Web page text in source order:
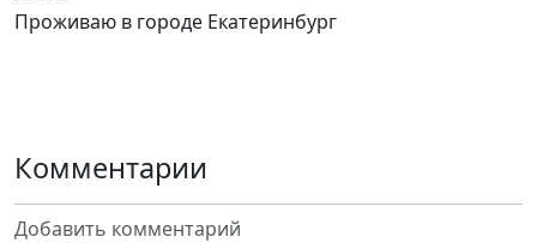
Проживаю в городе Екатеринбург
Комментарии
Добавить комментарий